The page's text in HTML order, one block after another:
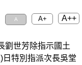
A A+ A++
劉世芳除指示國土
特別指派次長吳堂